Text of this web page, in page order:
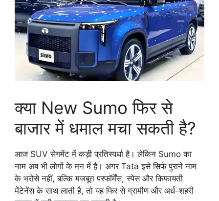
क्या New Sumo फिर से
बाजार में धमाल मचा सकती है?
आज SUV सेगमेंट में कड़ी प्रतिस्पर्धा है। लेकिन Sumo का
नाम अब भी लोगों के मन में है। अगर Tata इसे सिर्फ पुराने नाम
के भरोसे नहीं, बल्कि मजबूत परफॉर्मेंस, स्पेस और किफायती
मेंटेनेंस के साथ लाती है, तो यह फिर से ग्रामीण और अर्ध-शहरी